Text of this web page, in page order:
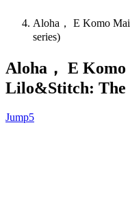
Aloha， E Komo
series)
Aloha， E
Lilo&Stitch: The
Jump5